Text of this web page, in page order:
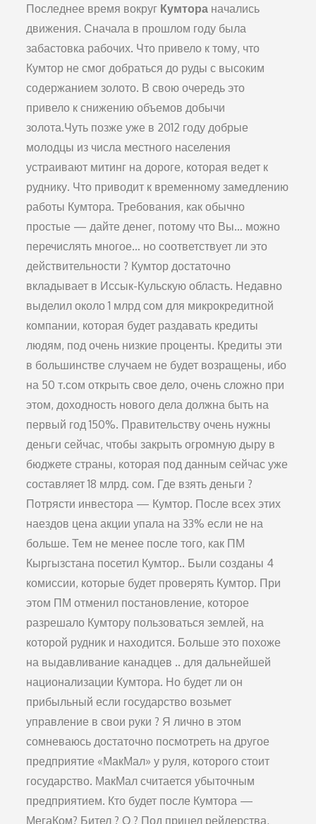
Последнее время вокруг Кумтора начались
движения. Сначала в прошлом году была
забастовка рабочих. Что привело к тому, что
Кумтор не смог добраться до руды с высоким
содержанием золото. В свою очередь это
привело к снижению объемов добычи
золота.Чуть позже уже в 2012 году добрые
молодцы из числа местного населения
устраивают митинг на дороге, которая ведет к
руднику. Что приводит к временному замедлению
работы Кумтора. Требования, как обычно
простые — дайте денег, потому что Вы… можно
перечислять многое… но соответствует ли это
действительности ? Кумтор достаточно
вкладывает в Иссык-Кульскую область. Недавно
выделил около 1 млрд сом для микрокредитной
компании, которая будет раздавать кредиты
людям, под очень низкие проценты. Кредиты эти
в большинстве случаем не будет возращены, ибо
на 50 т.сом открыть свое дело, очень сложно при
этом, доходность нового дела должна быть на
первый год 150%. Правительству очень нужны
деньги сейчас, чтобы закрыть огромную дыру в
бюджете страны, которая под данным сейчас уже
составляет 18 млрд. сом. Где взять деньги ?
Потрясти инвестора — Кумтор. После всех этих
наездов цена акции упала на 33% если не на
больше. Тем не менее после того, как ПМ
Кыргызстана посетил Кумтор.. Были созданы 4
комиссии, которые будет проверять Кумтор. При
этом ПМ отменил постановление, которое
разрешало Кумтору пользоваться землей, на
которой рудник и находится. Больше это похоже
на выдавливание канадцев .. для дальнейшей
национализации Кумтора. Но будет ли он
прибыльный если государство возьмет
управление в свои руки ? Я лично в этом
сомневаюсь достаточно посмотреть на другое
предприятие «МакМал» у руля, которого стоит
государство. МакМал считается убыточным
предприятием. Кто будет после Кумтора —
МегаКом? Бител ? О ? Под прицел рейдерства,